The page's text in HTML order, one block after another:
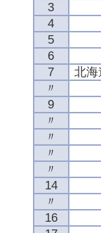
3
4
5
6
7
北
〃
9
〃
〃
〃
〃
14
〃
16